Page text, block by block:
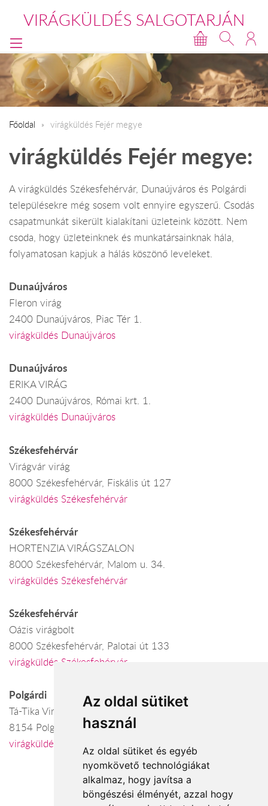
Az oldal sütiket
használ
Az oldal sütiket és egyéb
nyomkövető technológiákat
alkalmaz, hogy javítsa a
böngészési élményét, azzal hogy
VIRÁGKÜLDÉS SALGOTARJÁN
Főoldal virágküldés Fejér megye
virágküldés Fejér megye:
A virágküldés Székesfehérvár, Dunaújváros és Polgárdi
településekre még sosem volt ennyire egyszerű. Csodás
csapatmunkát sikerült kialakítani üzleteink között. Nem
csoda, hogy üzleteinknek és munkatársainknak hála,
folyamatosan kapjuk a hálás köszönő leveleket.
Dunaújváros
Fleron virág
2400 Dunaújváros, Piac Tér 1.
virágküldés Dunaújváros
Dunaújváros
ERIKA VIRÁG
2400 Dunaújváros, Római krt. 1.
virágküldés Dunaújváros
Székesfehérvár
Virágvár virág
8000 Székesfehérvár, Fiskális út 127
virágküldés Székesfehérvár
Székesfehérvár
HORTENZIA VIRÁGSZALON
8000 Székesfehérvár, Malom u. 34.
virágküldés Székesfehérvár
Székesfehérvár
Oázis virágbolt
8000 Székesfehérvár, Palotai út 133
virágküldés Székesfehérvár
Polgárdi
Tá-Tika Virágbolt
8154 Polgárdi, Kossuth út 1.
virágküldés Polgárdi
Elfogadott fizetési módok